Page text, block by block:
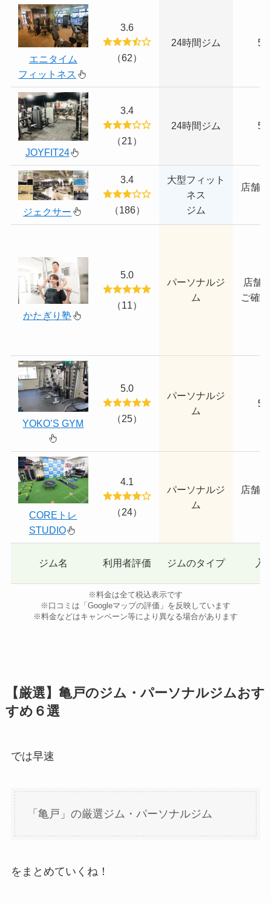
エニタイム
フィットネス
3.6
（62）
24時間ジム
JOYFIT24
3.4
（21）
24時間ジム
ジェクサー
3.4
（186）
大型フィット
ネス
ジム
店舗
かたぎり塾
5.0
（11）
パーソナルジ
ム
店舗
ご確
YOKO’S GYM
5.0
（25）
パーソナルジ
ム
COREトレ
STUDIO
4.1
（24）
パーソナルジ
ム
店舗
ジム名 利用者評価 ジムのタイプ 入
※料金は全て税込表示です
※口コミは「Googleマップの評価」を反映しています
※料金などはキャンペーン等により異なる場合があります
【厳選】亀戸のジム・パーソナルジムおす
すめ６選
では早速
「亀戸」の厳選ジム・パーソナルジム
をまとめていくね！